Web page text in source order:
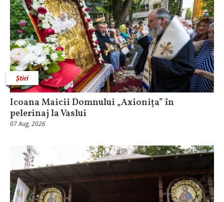
Știri
Icoana Maicii Domnului „Axionița” în
pelerinaj la Vaslui
07 Aug, 2026